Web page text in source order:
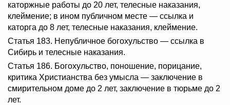
каторжные работы до 20 лет, телесные наказания,
клеймение; в ином публичном месте — ссылка и
каторга до 8 лет, телесные наказания, клеймение.
Статья 183. Непубличное богохульство — ссылка в
Сибирь и телесные наказания.
Статья 186. Богохульство, поношение, порицание,
критика Христианства без умысла — заключение в
смирительном доме до 2 лет, заключение в тюрьме до 2
лет.